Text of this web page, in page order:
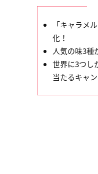
「キャラメ
化！
人気の味3種
世界に3つし
当たるキャ